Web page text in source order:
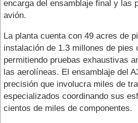
encarga del ensamblaje final y las
avión.
La planta cuenta con 49 acres de
instalación de 1.3 millones de pies
permitiendo pruebas exhaustivas
las aerolíneas. El ensamblaje del
precisión que involucra miles de
especializados coordinando sus
cientos de miles de componentes.